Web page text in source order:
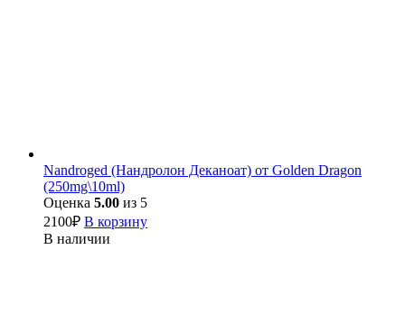
Nandroged (Нандролон Деканоат) от Golden Dragon
(250mg\10ml)
Оценка 5.00 из 5
2100₽ В корзину
В наличии